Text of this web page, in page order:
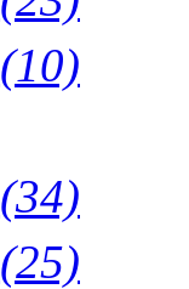
(10)
(34)
(25)